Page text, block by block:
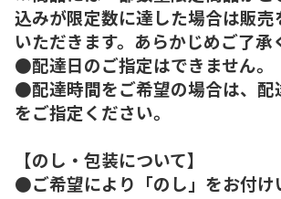
込みが限定数に達した場合は販売
いただきます。あらかじめご了承
●配達日のご指定はできません。
●配達時間をご希望の場合は、配
をご指定ください。
【のし・包装について】
●ご希望により「のし」をお付け